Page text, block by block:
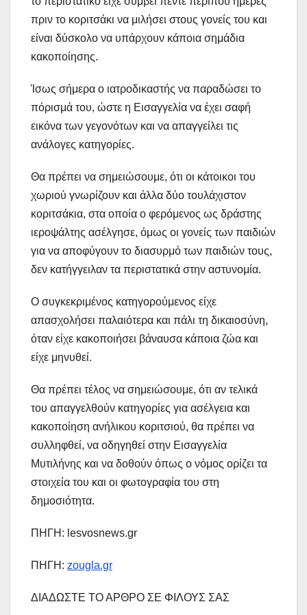
πριν το κοριτσάκι να μιλήσει στους γονείς του και
είναι δύσκολο να υπάρχουν κάποια σημάδια
κακοποίησης.
Ίσως σήμερα ο ιατροδικαστής να παραδώσει το
πόρισμά του, ώστε η Εισαγγελία να έχει σαφή
εικόνα των γεγονότων και να απαγγείλει τις
ανάλογες κατηγορίες.
Θα πρέπει να σημειώσουμε, ότι οι κάτοικοι του
χωριού γνωρίζουν και άλλα δύο τουλάχιστον
κοριτσάκια, στα οποία ο φερόμενος ως δράστης
ιεροψάλτης ασέλγησε, όμως οι γονείς των παιδιών
για να αποφύγουν το διασυρμό των παιδιών τους,
δεν κατήγγειλαν τα περιστατικά στην αστυνομία.
Ο συγκεκριμένος κατηγορούμενος είχε
απασχολήσει παλαιότερα και πάλι τη δικαιοσύνη,
όταν είχε κακοποιήσει βάναυσα κάποια ζώα και
είχε μηνυθεί.
Θα πρέπει τέλος να σημειώσουμε, ότι αν τελικά
του απαγγελθούν κατηγορίες για ασέλγεια και
κακοποίηση ανήλικου κοριτσιού, θα πρέπει να
συλληφθεί, να οδηγηθεί στην Εισαγγελία
Μυτιλήνης και να δοθούν όπως ο νόμος ορίζει τα
στοιχεία του και οι φωτογραφία του στη
δημοσιότητα.
ΠΗΓΗ: lesvosnews.gr
ΠΗΓΗ: zougla.gr
ΔΙΑΔΩΣΤΕ ΤΟ ΑΡΘΡΟ ΣΕ ΦΙΛΟΥΣ ΣΑΣ